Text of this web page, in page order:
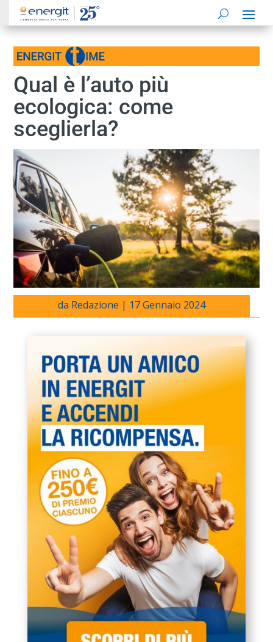
Qual è l’auto più
ecologica: come
sceglierla?
da Redazione | 17 Gennaio 2024